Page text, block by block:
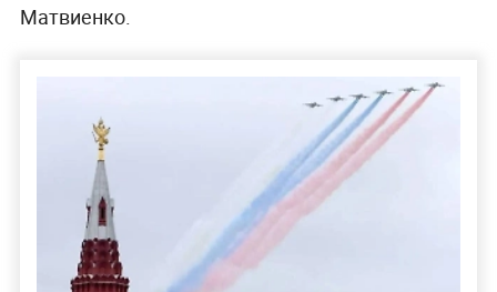
Матвиенко.